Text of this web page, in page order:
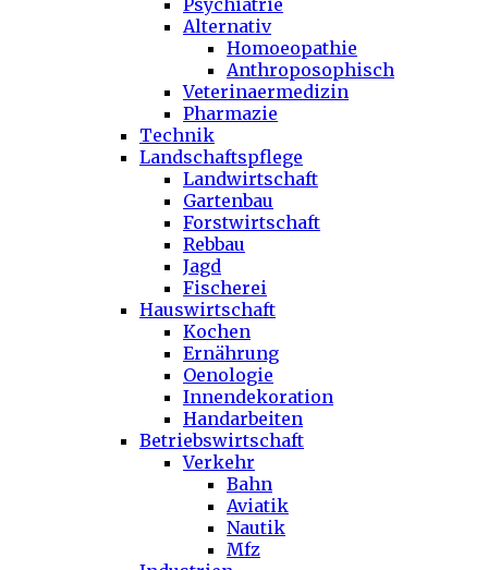
Psychiatrie
Alternativ
Homoeopathie
Anthroposophisch
Veterinaermedizin
Pharmazie
Technik
Landschaftspflege
Landwirtschaft
Gartenbau
Forstwirtschaft
Rebbau
Jagd
Fischerei
Hauswirtschaft
Kochen
Ernährung
Oenologie
Innendekoration
Handarbeiten
Betriebswirtschaft
Verkehr
Bahn
Aviatik
Nautik
Mfz